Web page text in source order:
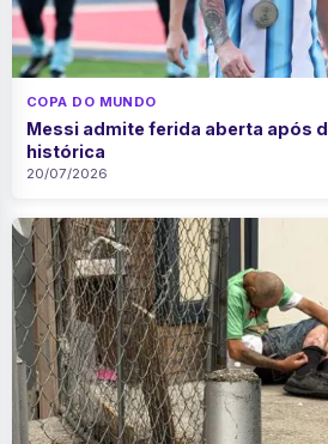
COPA DO MUNDO
Messi admite ferida aberta após
histórica
20/07/2026